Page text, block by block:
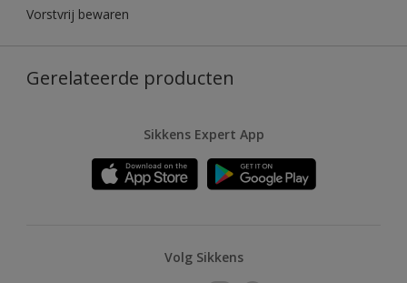
Vorstvrij bewaren
Gerelateerde producten
Sikkens Expert App
Volg Sikkens